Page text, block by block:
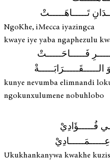
تَـــــاهَـــــتْ
NgoKhe, iMecca iyazingca
kwaye iye yaba ngaphezulu
فَـــــاحَـــــتْ
الـــــقَـــــرَابَـــــةْ
kunye nevumba elimnandi
ngokunxulumene nobuhlobo
فُـــــؤَادِيْ
Ukukhankanywa kwakhe